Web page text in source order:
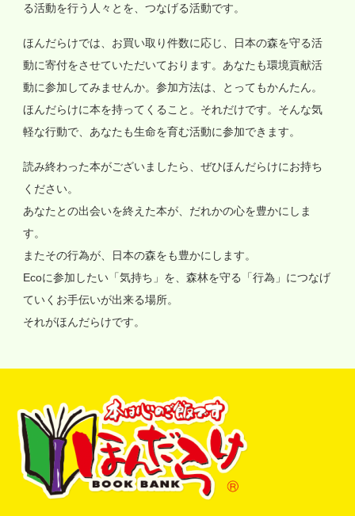
る活動を行う人々とを、つなげる活動です。
ほんだらけでは、お買い取り件数に応じ、日本の森を守る活
動に寄付をさせていただいております。あなたも環境貢献活
動に参加してみませんか。参加方法は、とってもかんたん。
ほんだらけに本を持ってくること。それだけです。そんな気
軽な行動で、あなたも生命を育む活動に参加できます。
読み終わった本がございましたら、ぜひほんだらけにお持ち
ください。
あなたとの出会いを終えた本が、だれかの心を豊かにしま
す。
またその行為が、日本の森をも豊かにします。
Ecoに参加したい「気持ち」を、森林を守る「行為」につなげ
ていくお手伝いが出来る場所。
それがほんだらけです。